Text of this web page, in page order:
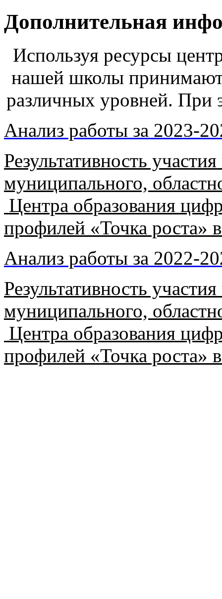
Дополнительная
Используя ресурсы
нашей школы принимают
различных уровней. При
Анализ работы за 2023-
Результативность
муниципального,
Центра образования
профилей «Точка роста»
Анализ работы за 2022-
Результативность
муниципального,
Центра образования
профилей «Точка роста»